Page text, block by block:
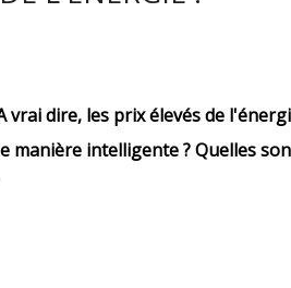
dire, les prix élevés de
manière intelligente ? Quelles